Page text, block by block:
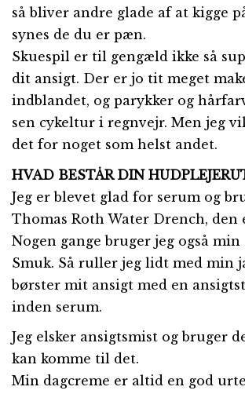
så bliver andre glade af at kigge
synes de du er pæn.
Skuespil er til gengæld ikke så
dit ansigt. Der er jo tit meget
indblandet, og parykker og
sen cykeltur i regnvejr. Men jeg
det for noget som helst andet.
HVAD BESTÅR DIN
Jeg er blevet glad for serum og
Thomas Roth Water Drench, den
Nogen gange bruger jeg også
Smuk. Så ruller jeg lidt med min
børster mit ansigt med en
inden serum.
Jeg elsker ansigtsmist og bruger
kan komme til det.
Min dagcreme er altid en god